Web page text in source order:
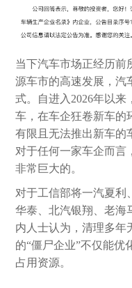
当下汽车市场正经历前
源车市的高速发展，汽
式。自进入2026年以
车，在车企狂卷新车的
有限且无法推出新车的
对于任何一家车企而言
非常巨大的。
对于工信部将一汽夏利
华泰、北汽银翔、老海
内人士认为，清理多年
的“僵尸企业”不仅能优
占用资源。